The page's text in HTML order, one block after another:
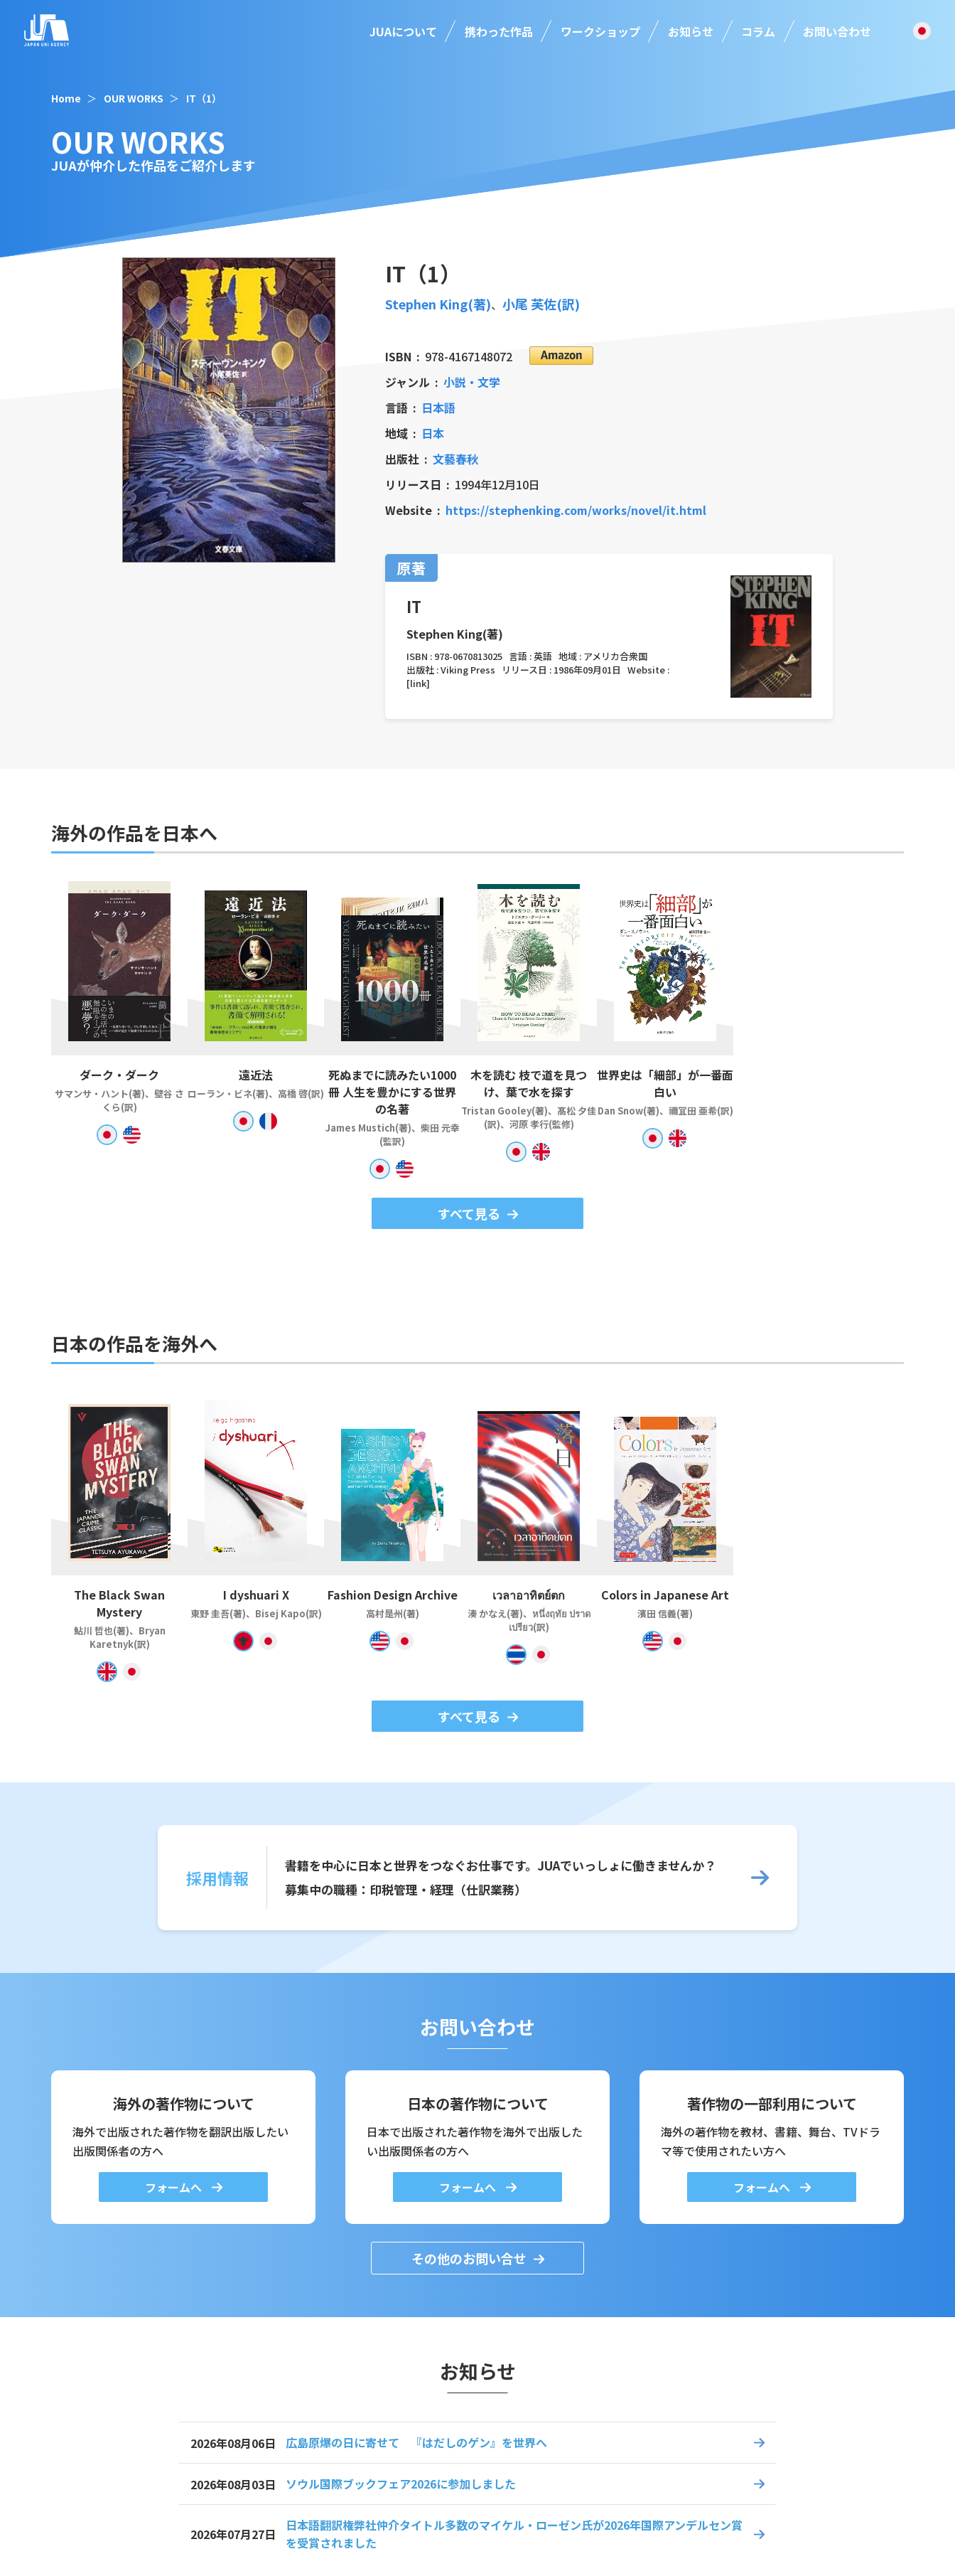
JUAについて 携わった作品 ワークショップ お知らせ コラム お問い合わせ
Home OUR WORKS IT（1）
OUR WORKS
JUAが仲介した作品をご紹介します
IT（1）
Stephen King(著)、 小尾 芙佐(訳)
ISBN
978-4167148072
ジャンル
小説・文学
言語
日本語
地域
日本
出版社
文藝春秋
リリース日
1994年12月10日
Website
https://stephenking.com/works/novel/it.html
原著
IT
Stephen King(著)
ISBN : 978-0670813025 言語 :英語 地域 : アメリカ合衆国
出版社 :Viking Press リリース日 : 1986年09月01日 Website :
[link]
海外の作品を日本へ
ダーク・ダーク
サマンサ・ハント(著)、壁谷 さ
くら(訳)
遠近法
ローラン・ビネ(著)、高橋 啓(訳)
死ぬまでに読みたい1000
冊 人生を豊かにする世界
の名著
James Mustich(著)、柴田 元幸
(監訳)
木を読む 枝で道を見つ
け、葉で水を探す
Tristan Gooley(著)、髙松 夕佳
(訳)、河原 孝行(監修)
世界史は「細部」が一番面
白い
Dan Snow(著)、禰冝田 亜希(訳)
すべて見る
日本の作品を海外へ
The Black Swan
Mystery
鮎川 哲也(著)、Bryan
Karetnyk(訳)
I dyshuari X
東野 圭吾(著)、Bisej Kapo(訳)
Fashion Design Archive
高村是州(著)
เวลาอาทิตย์ตก
湊 かなえ(著)、หนึ่งฤทัย ปราด
เปรียว(訳)
Colors in Japanese Art
濱田 信義(著)
すべて見る
採用情報
書籍を中心に日本と世界をつなぐお仕事です。JUAでいっしょに働きませんか？
募集中の職種：印税管理・経理（仕訳業務）
お問い合わせ
海外の著作物について
海外で出版された著作物を翻訳出版したい
出版関係者の方へ
フォームへ
日本の著作物について
日本で出版された著作物を海外で出版した
い出版関係者の方へ
フォームへ
著作物の一部利用について
海外の著作物を教材、書籍、舞台、TVドラ
マ等で使用されたい方へ
フォームへ
その他のお問い合せ
お知らせ
2026年08月06日 広島原爆の日に寄せて 『はだしのゲン』を世界へ
2026年08月03日 ソウル国際ブックフェア2026に参加しました
2026年07月27日
日本語翻訳権弊社仲介タイトル多数のマイケル・ローゼン氏が2026年国際アンデルセン賞
を受賞されました